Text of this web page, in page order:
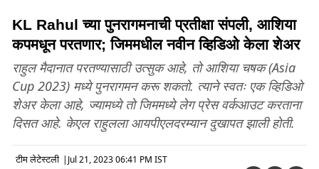
KL Rahul च्या पुनरागमनाची प्रतीक्षा संपली, आशिया
कपमधून परतणार; जिममधील नवीन व्हिडिओ केला शेअर
राहुल मैदानात परतण्यासाठी उत्सुक आहे, तो आशिया चषक (Asia
Cup 2023) मध्ये पुनरागमन करू शकतो. त्याने स्वतः एक व्हिडिओ
शेअर केला आहे, ज्यामध्ये तो जिममध्ये लेग प्रेस वर्कआउट करताना
दिसत आहे. केएल राहुलला आयपीएलदरम्यान दुखापत झाली होती.
टीम लेटेस्टली | Jul 21, 2023 06:41 PM IST